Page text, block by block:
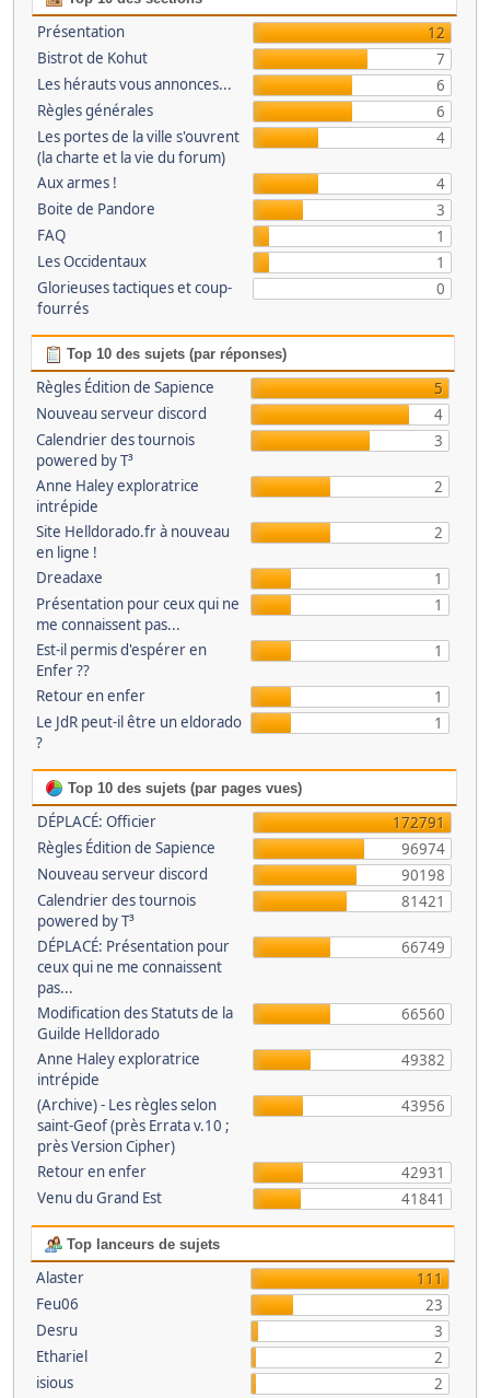
Présentation
12
Bistrot de Kohut
7
Les hérauts vous annonces...
6
Règles générales
6
Les portes de la ville s'ouvrent
(la charte et la vie du forum)
4
Aux armes !
4
Boite de Pandore
3
FAQ
1
Les Occidentaux
1
Glorieuses tactiques et coup-
fourrés
0
Top 10 des sujets (par réponses)
Règles Édition de Sapience
5
Nouveau serveur discord
4
Calendrier des tournois
powered by T³
3
Anne Haley exploratrice
intrépide
2
Site Helldorado.fr à nouveau
en ligne !
2
Dreadaxe
1
Présentation pour ceux qui ne
me connaissent pas...
1
Est-il permis d'espérer en
Enfer ??
1
Retour en enfer
1
Le JdR peut-il être un eldorado
?
1
Top 10 des sujets (par pages vues)
DÉPLACÉ: Officier
172791
Règles Édition de Sapience
96974
Nouveau serveur discord
90198
Calendrier des tournois
powered by T³
81421
DÉPLACÉ: Présentation pour
ceux qui ne me connaissent
pas...
66749
Modification des Statuts de la
Guilde Helldorado
66560
Anne Haley exploratrice
intrépide
49382
(Archive) - Les règles selon
saint-Geof (près Errata v.10 ;
près Version Cipher)
43956
Retour en enfer
42931
Venu du Grand Est
41841
Top lanceurs de sujets
Alaster
111
Feu06
23
Desru
3
Ethariel
2
isious
2